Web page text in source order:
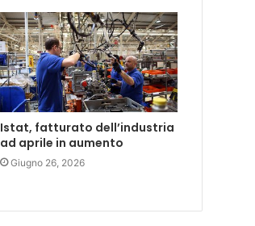
Istat, fatturato dell’industria
ad aprile in aumento
Giugno 26, 2026